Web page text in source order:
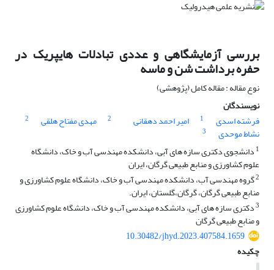
بررسی آزمایشگاهی و عددی تبادلات هایپریک در
حفره برداشت شن و ماسه
نوع مقاله : مقاله کامل (پژوهشی)
نویسندگان
فرشته اسدی
1 امیر احمد دهقانی 2 مهدی مفتاح هلقی 2
نشاط موحدی
3
1 دانشجوی دکتری ساز‏ه‏ های آبی، دانشکده مهندسی آب و خاک، دانشگاه
علوم کشاورزی و منابع طبیعی گرگان، ایران
2گروه مهندسی آب، دانشکده مهندسی آب و خاک، دانشگاه علوم کشاورزی و
منابع طبیعی گرگان، گرگان،گلستان، ایران.
3دکتری سازه های آبی، دانشکده مهندسی آب و خاک، دانشگاه علوم کشاورزی
و منابع طبیعی گرگان
10.30482/jhyd.2023.407584.1659
چکیده